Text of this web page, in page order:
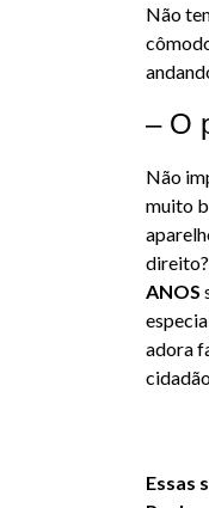
Não
– O
Não
muito
ANOS
adora
Essas